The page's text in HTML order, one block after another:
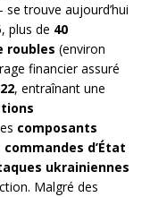
trouve aujourd’hui
plus de 40
roubles (environ
financier assuré
, entraînant une
composants
d’État
ukrainiennes
Malgré des